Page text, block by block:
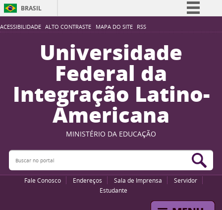
ACESSIBILIDADE ALTO CONTRASTE MAPA DO SITE RSS
BRASIL
Simplifique!
Participe
Acesso à informação
Legislação
Canais
Universidade
Federal da
Integração Latino-
Americana
MINISTÉRIO DA EDUCAÇÃO
Buscar no portal
Fale Conosco Endereços Sala de Imprensa
Servidor
Estudante